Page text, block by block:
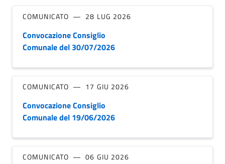
COMUNICATO 28 LUG 2026
Convocazione Consiglio
Comunale del 30/07/2026
COMUNICATO 17 GIU 2026
Convocazione Consiglio
Comunale del 19/06/2026
COMUNICATO 06 GIU 2026